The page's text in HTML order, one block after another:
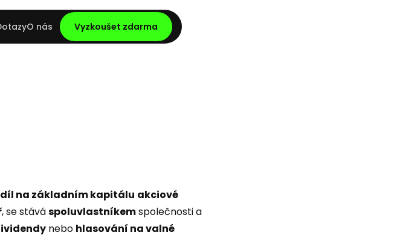
O nás Vyzkoušet zdarma
na základním kapitálu akciové
, se stáváspoluvlastníkemspolečnosti a
nebo hlasování na valné